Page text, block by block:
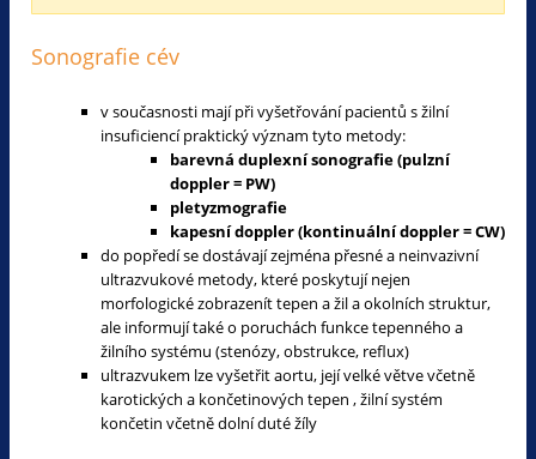
Sonografie cév
v současnosti mají při vyšetřování pacientů s žilní
insuficiencí praktický význam tyto metody:
barevná duplexní sonografie (pulzní
doppler = PW)
pletyzmografie
kapesní doppler (kontinuální doppler = CW)
do popředí se dostávají zejména přesné a neinvazivní
ultrazvukové metody, které poskytují nejen
morfologické zobrazenít tepen a žil a okolních struktur,
ale informují také o poruchách funkce tepenného a
žilního systému (stenózy, obstrukce, reflux)
ultrazvukem lze vyšetřit aortu, její velké větve včetně
karotických a končetinových tepen , žilní systém
končetin včetně dolní duté žíly